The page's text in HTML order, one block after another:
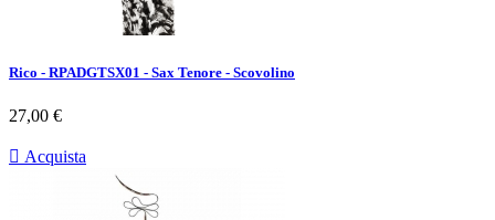
Rico - RPADGTSX01 - Sax Tenore - Scovolino
Prezzo
27,00 €
 Acquista